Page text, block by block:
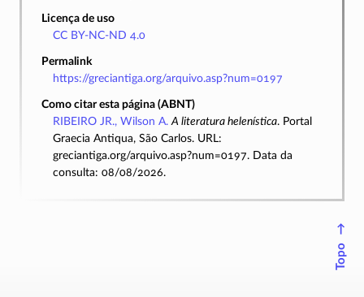
Licença de uso
CC BY-NC-ND 4.0
Permalink
https://greciantiga.org/arquivo.asp?num=0197
Como citar esta página (ABNT)
RIBEIRO JR., Wilson A. A literatura helenística. Portal
Graecia Antiqua, São Carlos. URL:
greciantiga.org/arquivo.asp?num=0197. Data da
consulta: 08/08/2026.
↑
Topo